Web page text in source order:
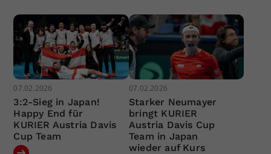
07.02.2026
3:2-Sieg in Japan!
Happy End für
KURIER Austria Davis
Cup Team
07.02.2026
Starker Neumayer
bringt KURIER
Austria Davis Cup
Team in Japan
wieder auf Kurs